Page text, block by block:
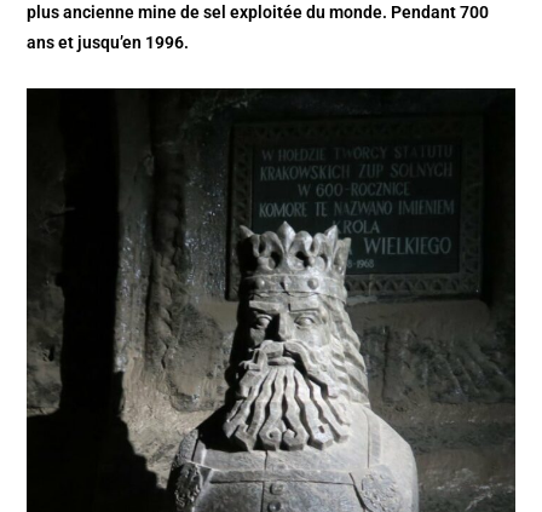
plus ancienne mine de sel exploitée du monde. Pendant 700
ans et jusqu’en 1996.